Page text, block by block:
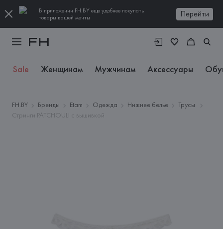
В приложении FH.BY еще удобнее покупать
товары вашей мечты
Перейти
Sale Женщинам Мужчинам Аксессуары
FH.BY Бренды Etam Одежда Нижнее белье
Трусы
Стринги PATCHOULI с вышивкой